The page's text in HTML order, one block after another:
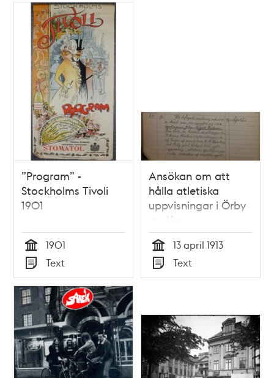
”Program” -
Stockholms Tivoli
1901
Tid
1901
Typ
Text
Ansökan om att
hålla atletiska
uppvisningar i Örby
avslås –
polisrapport 1913
Tid
13 april 1913
Typ
Text